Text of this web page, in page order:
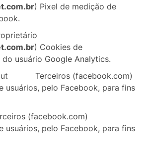
) Pixel de medição de
) Cookies de
usuário Google Analytics.
Terceiros (facebook.com)
usuários, pelo Facebook, para fins
(facebook.com)
usuários, pelo Facebook, para fins